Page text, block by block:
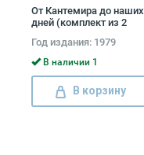
От Кантемира до наших
дней (комплект из 2
Год издания: 1979
В наличии 1
В корзину